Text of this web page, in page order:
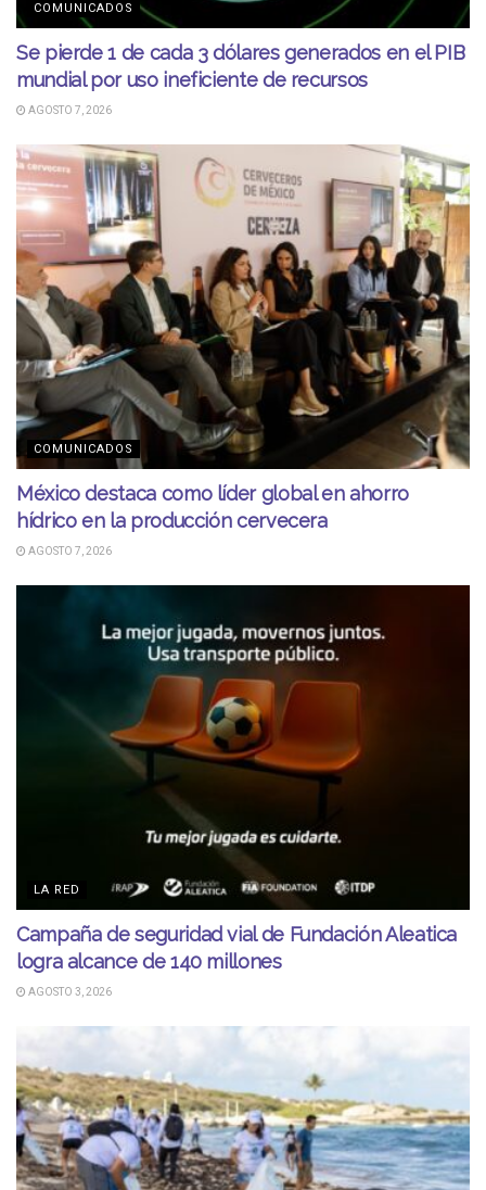
COMUNICADOS
Se pierde 1 de cada 3 dólares generados en el PIB
mundial por uso ineficiente de recursos
AGOSTO 7, 2026
COMUNICADOS
México destaca como líder global en ahorro
hídrico en la producción cervecera
AGOSTO 7, 2026
LA RED
Campaña de seguridad vial de Fundación Aleatica
logra alcance de 140 millones
AGOSTO 3, 2026